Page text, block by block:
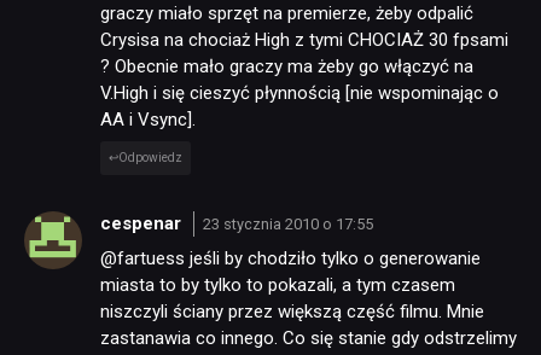
graczy miało sprzęt na premierze, żeby odpalić
Crysisa na chociaż High z tymi CHOCIAŻ 30 fpsami
? Obecnie mało graczy ma żeby go włączyć na
V.High i się cieszyć płynnością [nie wspominając o
AA i Vsync].
Odpowiedz
cespenar 23 stycznia 2010 o 17:55
@fartuess jeśli by chodziło tylko o generowanie
miasta to by tylko to pokazali, a tym czasem
niszczyli ściany przez większą część filmu. Mnie
zastanawia co innego. Co się stanie gdy odstrzelimy